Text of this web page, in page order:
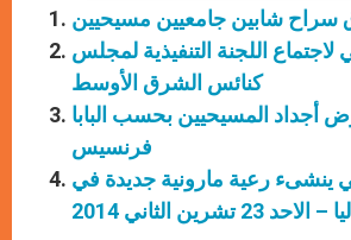
سراح شابين جامعيين مسيحيين
لاجتماع اللجنة التنفيذية لمجلس
كنائس الشرق الأوسط
أجداد المسيحيين بحسب البابا
فرنسيس
ينشىء رعية مارونية جديدة في
تشرين الثاني 2014